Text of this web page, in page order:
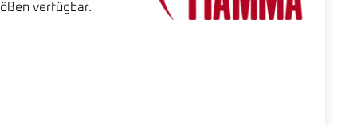
verfügbar.